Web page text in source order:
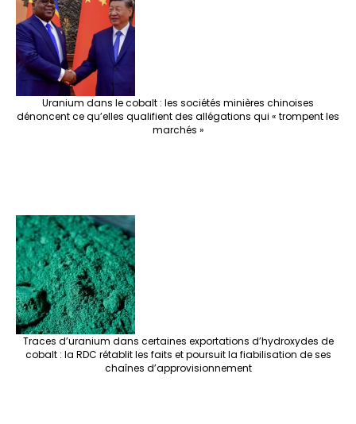
Uranium dans le cobalt : les sociétés minières chinoises
dénoncent ce qu’elles qualifient des allégations qui « trompent les
marchés »
Traces d’uranium dans certaines exportations d’hydroxydes de
cobalt : la RDC rétablit les faits et poursuit la fiabilisation de ses
chaînes d’approvisionnement